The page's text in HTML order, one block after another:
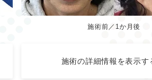
施術前／1か月後
施術の詳細情報を表示す